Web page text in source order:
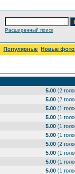
Расширенный поиск
Популярные Новые
5.00 (2
5.00 (2
5.00 (1
5.00 (1
5.00 (1
5.00 (1
5.00 (2
5.00 (1
5.00 (1
5.00 (1